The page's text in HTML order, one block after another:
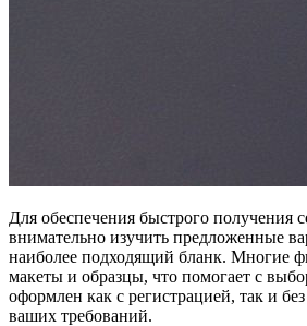
Для обеспечения быстрого получения
внимательно изучить предложенные
наиболее подходящий бланк. Многие
макеты и образцы, что помогает с
оформлен как с регистрацией, так и
ваших требований.